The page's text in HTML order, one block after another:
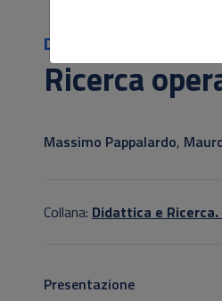
Didattica
Ricerca
Massimo Pappalardo,
Collana: Didattica e
Presentazione